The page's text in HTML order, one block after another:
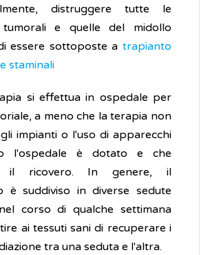
distruggere tutte le
tumorali e quelle del midollo
essere sottoposte a trapianto
staminali
si effettua in ospedale per
a meno che la terapia non
impianti o l'uso di apparecchi
l'ospedale è dotato e che
il ricovero. In genere, il
è suddiviso in diverse sedute
corso di qualche settimana
ai tessuti sani di recuperare i
tra una seduta e l'altra.